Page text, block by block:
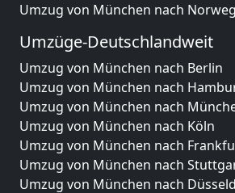
Umzug von München nach
Umzüge-Deutschlandweit
Umzug von München nach Berlin
Umzug von München nach
Umzug von München nach
Umzug von München nach Köln
Umzug von München nach
Umzug von München nach
Umzug von München nach